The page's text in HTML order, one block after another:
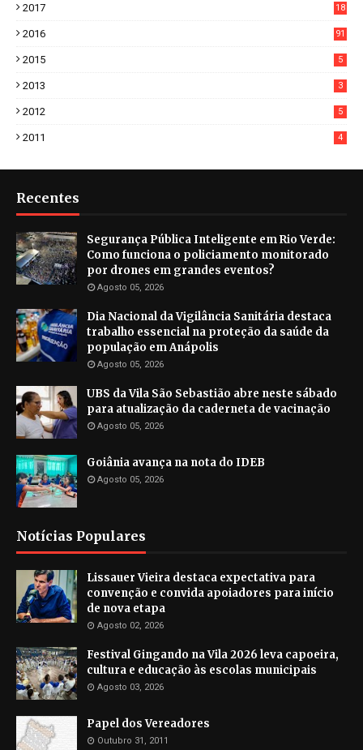
2017
18
2016 91
2015 5
2013 3
2012 5
2011 4
Recentes
Segurança Pública Inteligente em Rio Verde:
Como funciona o policiamento monitorado
por drones em grandes eventos?
Agosto 05, 2026
Dia Nacional da Vigilância Sanitária destaca
trabalho essencial na proteção da saúde da
população em Anápolis
Agosto 05, 2026
UBS da Vila São Sebastião abre neste sábado
para atualização da caderneta de vacinação
Agosto 05, 2026
Goiânia avança na nota do IDEB
Agosto 05, 2026
Notícias Populares
Lissauer Vieira destaca expectativa para
convenção e convida apoiadores para início
de nova etapa
Agosto 02, 2026
Festival Gingando na Vila 2026 leva capoeira,
cultura e educação às escolas municipais
Agosto 03, 2026
Papel dos Vereadores
Outubro 31, 2011